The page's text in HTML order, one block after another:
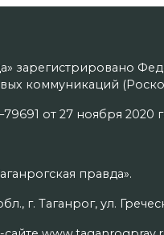
зарегистрировано
коммуникаций
от 27 ноября 2020
правда».
г. Таганрог, ул.